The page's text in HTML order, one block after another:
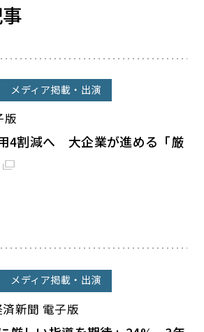
メディア掲載・出演
版
4割減へ 大企業が進める「厳
メディア掲載・出演
新聞 電子版